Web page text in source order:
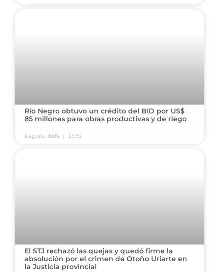
​Río Negro obtuvo un crédito del BID por US$
85 millones para obras productivas y de riego
6 agosto, 2026 14:53
​El STJ rechazó las quejas y quedó firme la
absolución por el crimen de Otoño Uriarte en
la Justicia provincial